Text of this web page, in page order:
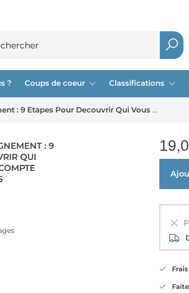
? Coups de coeur Classifications
La Therapie De L'alignement : 9 Etapes Pour Decouvrir Qui Vous Etes Et Ce Qui Compte Vraiment Pour Vous
: 9
QUI
Frais